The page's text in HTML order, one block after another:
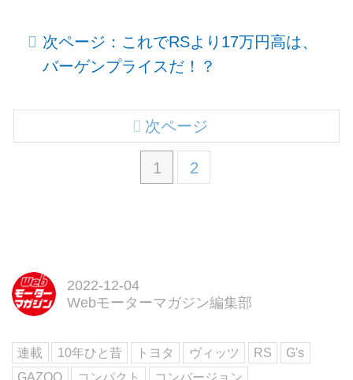
次ページ：これでRSより17万円高は、
バーゲンプライスだ！？
1 2
次ページ
2022-12-04
Webモーターマガジン編集部
連載 10年ひと昔 トヨタ ヴィッツ RS
G's